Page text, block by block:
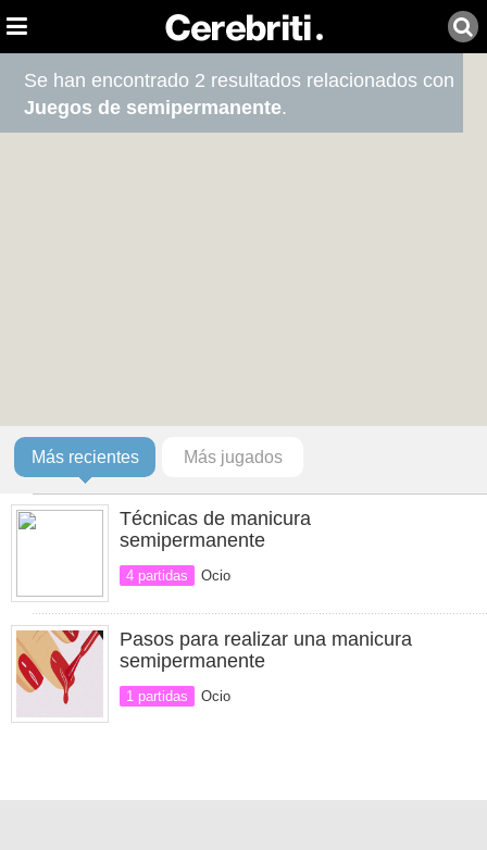
Se han encontrado 2 resultados relacionados con
Juegos de semipermanente.
Más recientes Más jugados
Técnicas de manicura
semipermanente
4 partidas Ocio
Pasos para realizar una manicura
semipermanente
1 partidas Ocio